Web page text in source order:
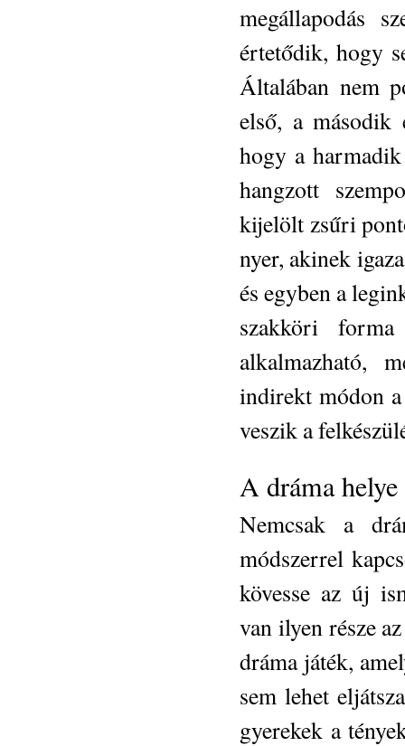
megállapodás
értetődik, hogy
Általában nem
első, a
hogy a
hangzott
kijelölt zsűri
nyer, akinek
és egyben a
szakköri
alkalmazható,
indirekt módon
veszik a
A dráma
Nemcsak a
módszerrel
kövesse az új
van ilyen része
dráma játék,
sem lehet
gyerekek a